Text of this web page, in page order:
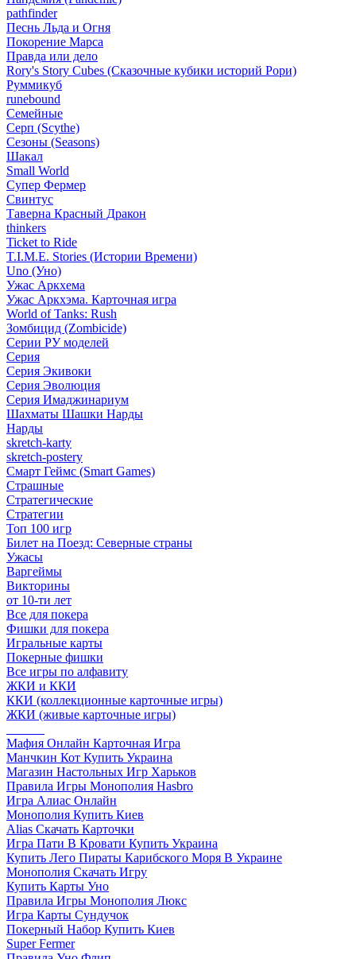
pathfinder
Песнь Льда и Огня
Покорение Марса
Правда или дело
Rory's Story Cubes (Сказочные кубики историй Рори)
Руммикуб
runebound
Семейные
Серп (Scythe)
Сезоны (Seasons)
Шакал
Small World
Супер Фермер
Свинтус
Таверна Красный Дракон
thinkers
Ticket to Ride
T.I.M.E. Stories (Истории Времени)
Uno (Уно)
Ужас Аркхема
Ужас Аркхэма. Карточная игра
World of Tanks: Rush
Зомбицид (Zombicide)
Серии РУ моделей
Серия
Серия Экивоки
Серия Эволюция
Серия Имаджинариум
Шахматы Шашки Нарды
Нарды
skretch-karty
skretch-postery
Смарт Геймс (Smart Games)
Страшные
Стратегические
Стратегии
Топ 100 игр
Билет на Поезд: Северные страны
Ужасы
Варгеймы
Викторины
от 10-ти лет
Все для покера
Фишки для покера
Игральные карты
Покерные фишки
Все игры по алфавиту
ЖКИ и ККИ
ККИ (коллекционные карточные игры)
ЖКИ (живые карточные игры)
Мафия Онлайн Карточная Игра
Манчкин Кот Купить Украина
Магазин Настольных Игр Харьков
Правила Игры Монополия Hasbro
Игра Алиас Онлайн
Монополия Купить Киев
Alias Скачать Карточки
Игра Пати В Кровати Купить Украина
Купить Лего Пираты Карибского Моря В Украине
Монополия Скачать Игру
Купить Карты Уно
Правила Игры Монополия Люкс
Игра Карты Сундучок
Покерный Набор Купить Киев
Super Fermer